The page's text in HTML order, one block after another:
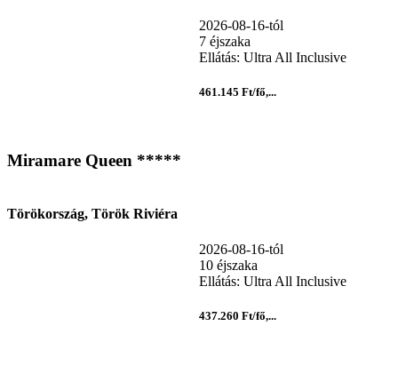
2026-08-16-tól
7 éjszaka
Ellátás: Ultra All Inclusive
461.145 Ft/fő,...
Miramare Queen *****
Törökország, Török Riviéra
2026-08-16-tól
10 éjszaka
Ellátás: Ultra All Inclusive
437.260 Ft/fő,...